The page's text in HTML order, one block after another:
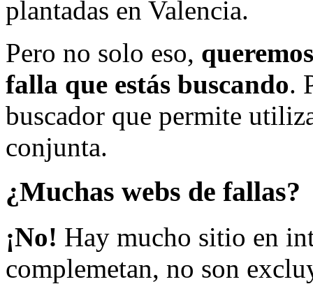
plantadas en Valencia.
Pero no solo eso,
falla que estás buscando.
buscador que permite
conjunta.
¿Muchas webs de fallas?
¡No! Hay mucho sitio en
complemetan, no son